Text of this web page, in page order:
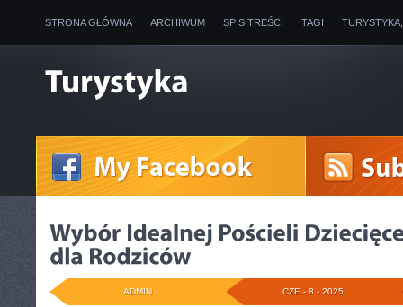
STRONA GŁÓWNA ARCHIWUM SPIS TREŚCI TAGI
CZE - 8 - 2025
ADMIN